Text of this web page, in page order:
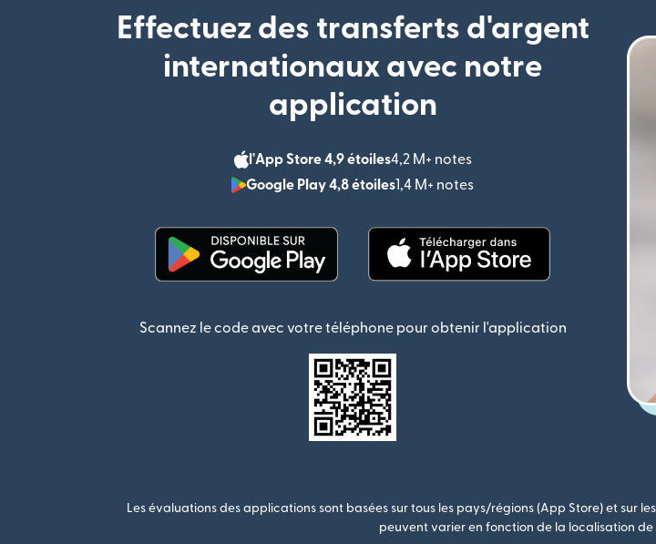
Effectuez des transferts d'argent
internationaux avec notre
application
l'App Store 4,9 étoiles4,2 M+ notes
(s'ouvre dans une nouvelle
Google Play 4,8 étoiles1,4 M+ notes
Scannez le code avec votre téléphone pour obtenir l'application
Les évaluations des applications sont basées sur tous les pays/régions (App Store) et sur
peuvent varier en fonction de la localisation